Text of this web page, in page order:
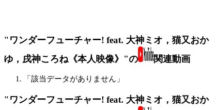
"ワンダーフューチャー! feat. 大神ミオ，猫又おか
ゆ，戌神ころね《本人映像》"の
関連動画
「該当データがありません」
"ワンダーフューチャー! feat. 大神ミオ，猫又おか